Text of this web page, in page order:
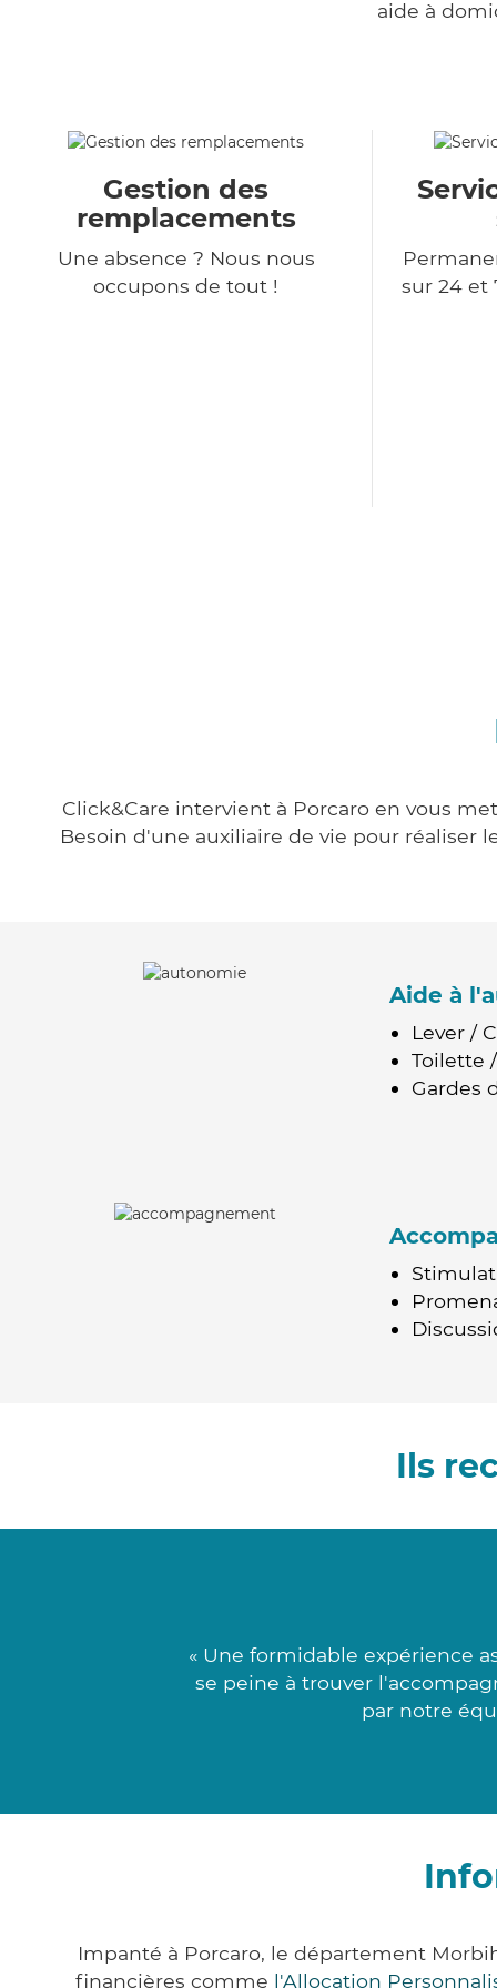
aide à
Gestion des
remplacements
Une absence ? Nous nous
occupons de tout !
sur 24 et
Click&Care intervient à Porcaro en vous
Besoin d'une auxiliaire de vie pour réaliser
Aide à
Lever /
Toilette
Gardes
Ils
« Une formidable expérience
se peine à trouver
par notre
Impanté à Porcaro, le département
financières comme l'Allocation